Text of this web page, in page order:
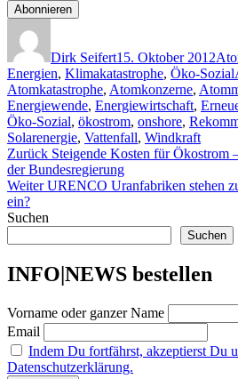
Dirk Seifert15. Oktober 2012
Energien, Klimakatastrophe, Öko-Sozial
Atomkatastrophe, Atomkonzerne,
Energiewende, Energiewirtschaft,
Öko-Sozial, ökostrom, onshore,
Solarenergie, Vattenfall, Windkraft
Beitragsnavigation
Zurück Vorheriger
Beitrag:
Steigende Kosten für Ökostrom
der Bundesregierung
Weiter Nächster
URENCO Uranfabriken stehen
ein?
Suchen
Suchen
INFO|NEWS bestellen
Vorname oder ganzer Name
Email
Indem Du fortfährst, akzeptierst Du
Datenschutzerklärung.